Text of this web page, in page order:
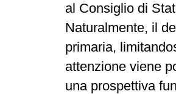
al Consiglio di
Naturalmente, il
primaria,
attenzione viene
una prospettiva